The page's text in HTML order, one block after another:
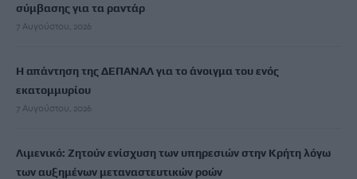
σύμβασης για τα ραντάρ
7 Αυγούστου, 2026
Η απάντηση της ΔΕΠΑΝΑΛ για το άνοιγμα του ενός
εκατομμυρίου
7 Αυγούστου, 2026
Λιμενικό: Ζητούν ενίσχυση των υπηρεσιών στην Κρήτη λόγω
των αυξημένων μεταναστευτικών ροών